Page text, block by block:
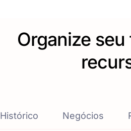
Organize
Histórico Negócios